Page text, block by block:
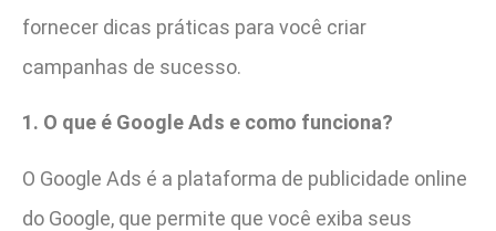
fornecer dicas práticas para você criar
campanhas de sucesso.
1. O que é Google Ads e como funciona?
O Google Ads é a plataforma de publicidade online
do Google, que permite que você exiba seus